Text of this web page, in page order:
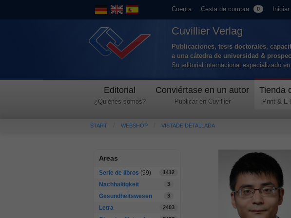
Cuenta Cesta de compra 0
Cuvillier Verlag
Publicaciones, tesis doctorales,
a una cátedra de universidad &
Su editorial internacional especializado
Editorial
¿Quiénes somos?
Conviértase en un autor
Publicar en Cuvillier
Tienda
Print &
START WEBSHOP VISTADE DETALLADA
Areas
Serie de libros (99) 1412
Nachhaltigkeit 3
Gesundheitswesen 3
Letra 2403